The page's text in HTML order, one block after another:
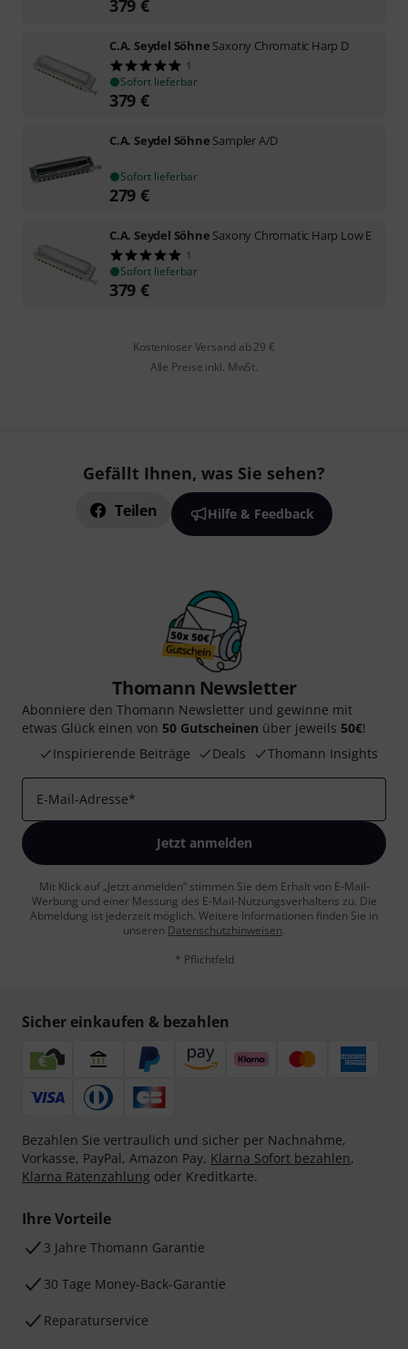
379 €
C.A. Seydel Söhne Saxony Chromatic Harp D
1
Sofort lieferbar
379 €
C.A. Seydel Söhne Sampler A/D
Sofort lieferbar
279 €
C.A. Seydel Söhne Saxony Chromatic Harp Low E
1
Sofort lieferbar
379 €
Kostenloser Versand ab 29 €
Alle Preise inkl. MwSt.
Gefällt Ihnen, was Sie sehen?
Teilen Hilfe & Feedback
Thomann Newsletter
Abonniere den Thomann Newsletter und gewinne mit
etwas Glück einen von 50 Gutscheinen über jeweils 50€!
Inspirierende Beiträge
Deals Thomann Insights
E-Mail-Adresse*
Jetzt anmelden
Mit Klick auf „Jetzt anmelden“ stimmen Sie dem Erhalt von E-Mail-
Werbung und einer Messung des E-Mail-Nutzungsverhaltens zu. Die
Abmeldung ist jederzeit möglich. Weitere Informationen finden Sie in
unseren Datenschutzhinweisen.
* Pflichtfeld
Sicher einkaufen & bezahlen
Bezahlen Sie vertraulich und sicher per Nachnahme,
Vorkasse, PayPal, Amazon Pay, Klarna Sofort bezahlen,
Klarna Ratenzahlung oder Kreditkarte.
Ihre Vorteile
3 Jahre Thomann Garantie
30 Tage Money-Back-Garantie
Reparaturservice